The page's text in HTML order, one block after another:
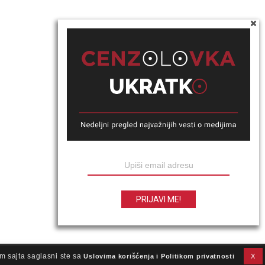
sajta saglasni ste saUslovima korišćenja i Politikom privatnosti X